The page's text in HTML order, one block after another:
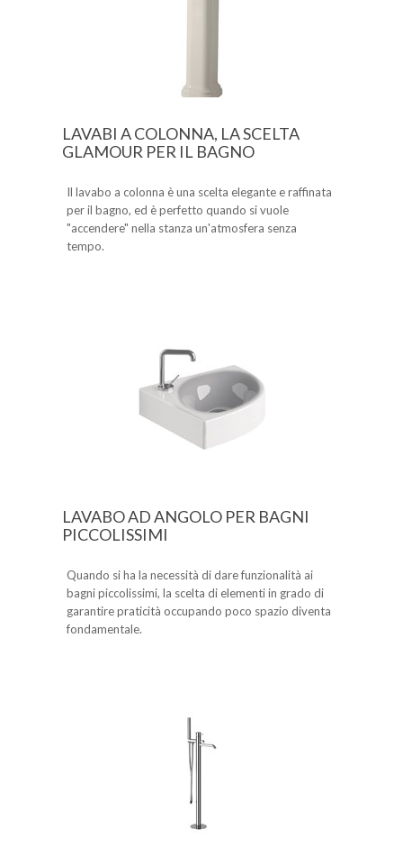
LAVABI A COLONNA, LA SCELTA
GLAMOUR PER IL BAGNO
Il lavabo a colonna è una scelta elegante e raffinata
per il bagno, ed è perfetto quando si vuole
"accendere" nella stanza un'atmosfera senza
tempo.
LAVABO AD ANGOLO PER BAGNI
PICCOLISSIMI
Quando si ha la necessità di dare funzionalità ai
bagni piccolissimi, la scelta di elementi in grado di
garantire praticità occupando poco spazio diventa
fondamentale.